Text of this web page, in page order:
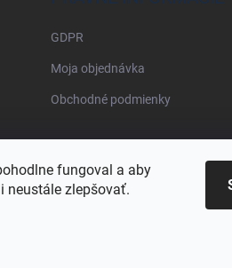
fungoval a aby
neustále zlepšovať.
GDPR
Moja objednávka
Obchodné podmienky